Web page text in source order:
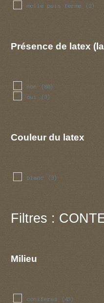
molle puis ferme (2)
Présence de latex
non (80)
oui (3)
Couleur du latex
blanc (3)
Filtres :
Milieu
coniferes (43)